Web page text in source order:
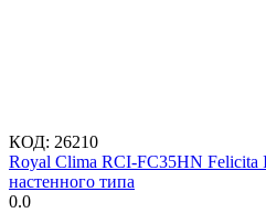
КОД: 26210
Royal Clima RCI-FC35HN Felicita
настенного типа
0.0